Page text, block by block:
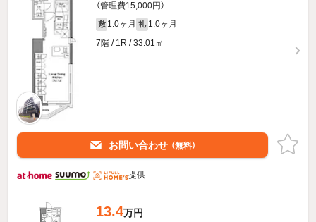
（管理費15,000円）
敷 1.0ヶ月 礼 1.0ヶ月
7階 / 1R / 33.01㎡
お問い合わせ （無料）
提供
13.4万円